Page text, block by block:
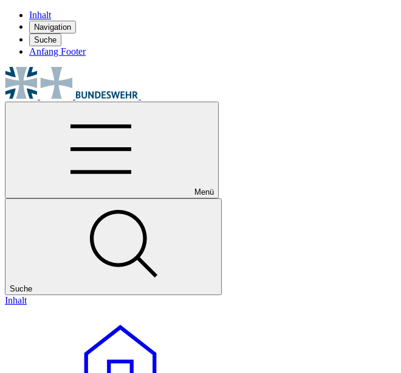
Inhalt
Navigation
Suche
Anfang Footer
Menü
Suche
Inhalt